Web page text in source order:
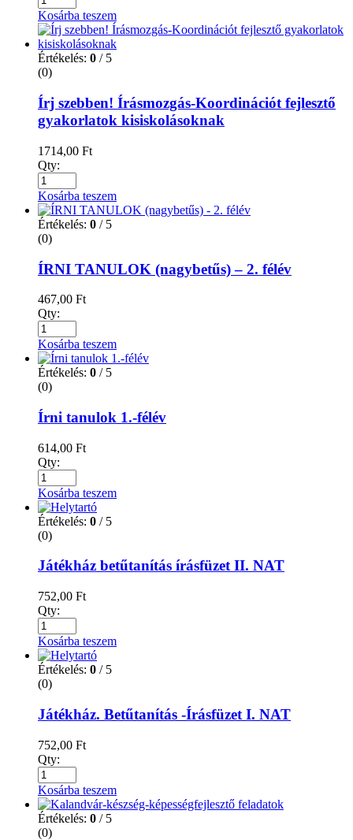
Kosárba teszem
Értékelés: 0 / 5
(0)
Írj szebben! Írásmozgás-Koordinációt fejlesztő
gyakorlatok kisiskolásoknak
1714,00 Ft
Qty:
Kosárba teszem
Értékelés: 0 / 5
(0)
ÍRNI TANULOK (nagybetűs) – 2. félév
467,00 Ft
Qty:
Kosárba teszem
Értékelés: 0 / 5
(0)
Írni tanulok 1.-félév
614,00 Ft
Qty:
Kosárba teszem
Értékelés: 0 / 5
(0)
Játékház betűtanítás írásfüzet II. NAT
752,00 Ft
Qty:
Kosárba teszem
Értékelés: 0 / 5
(0)
Játékház. Betűtanítás -Írásfüzet I. NAT
752,00 Ft
Qty:
Kosárba teszem
Értékelés: 0 / 5
(0)